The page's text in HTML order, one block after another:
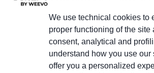
Partecipa alla discussione
We use technical cookies to
proper functioning of the site
consent, analytical and
understand how you use our
offer you a personalized